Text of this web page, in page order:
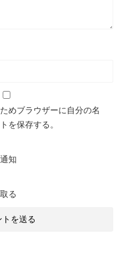
めブラウザーに自分の名
を保存する。
知
る